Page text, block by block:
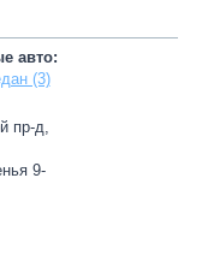
авто:
(3)
пр-д,
9-